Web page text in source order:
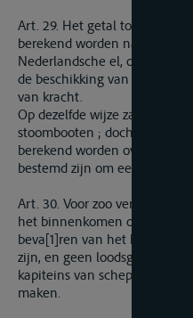
Art. 29. Het getal tonnen der
berekend worden naar den
Nederlandsche el,
de beschikking van 20
van kracht.
Op dezelfde wijze zal
stoombooten ; doch zal het
berekend worden over die
bestemd zijn om eene lading
Art. 30. Voor zoo ver er
het binnenkomen of verlaten
beva[1]ren van het kanaal,
zijn, en geen loodsgeld zal
kapiteins van schepen, die
maken.